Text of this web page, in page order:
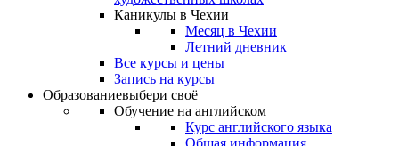
Каникулы в Чехии
Месяц в Чехии
Летний дневник
Все курсы и цены
Запись на курсы
Образованиевыбери своё
Обучение на английском
Курс английского языка
Общая информация